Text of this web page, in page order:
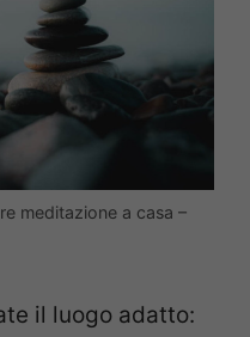
meditazione a casa –
il luogo adatto: